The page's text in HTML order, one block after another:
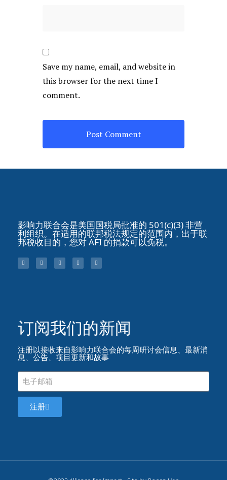
Save my name, email, and website in
this browser for the next time I
comment.
影响力联合会是美国国税局批准的 501(c)(3) 非营
利组织。在适用的联邦税法规定的范围内，出于联
邦税收目的，您对 AFI 的捐款可以免税。
订阅我们的新闻​
注册以接收来自影响力联合会的每周研讨会信息、最新消
息、公告、项目更新和故事
注册